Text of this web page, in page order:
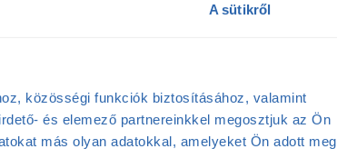
A sütikről
közösségi funkciók biztosításához, valamint
és elemező partnereinkkel megosztjuk az Ön
más olyan adatokkal, amelyeket Ön adott meg
futásdinamika
gyógytorna
kerékpár